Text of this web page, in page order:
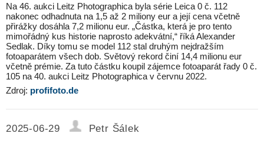
Na 46. aukci Leitz Photographica byla série Leica 0 č. 112
nakonec odhadnuta na 1,5 až 2 miliony eur a její cena včetně
přirážky dosáhla 7,2 milionu eur. „Částka, která je pro tento
mimořádný kus historie naprosto adekvátní,“ říká Alexander
Sedlak. Díky tomu se model 112 stal druhým nejdražším
fotoaparátem všech dob. Světový rekord činí 14,4 milionu eur
včetně prémie. Za tuto částku koupil zájemce fotoaparát řady 0 č.
105 na 40. aukci Leitz Photographica v červnu 2022.
Zdroj: profifoto.de
2025-06-29
Petr Šálek